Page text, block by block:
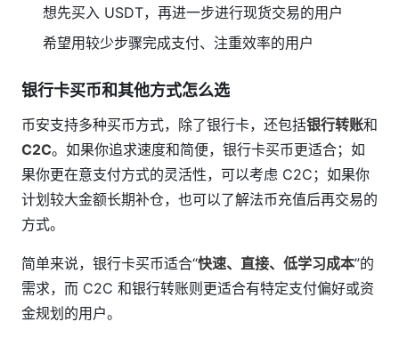
想先买入 USDT，再进一步进行现货交易的用户
希望用较少步骤完成支付、注重效率的用户
银行卡买币和其他方式怎么选
币安支持多种买币方式，除了银行卡，还包括银行转账和
C2C。如果你追求速度和简便，银行卡买币更适合；如
果你更在意支付方式的灵活性，可以考虑 C2C；如果你
计划较大金额长期补仓，也可以了解法币充值后再交易的
方式。
简单来说，银行卡买币适合“快速、直接、低学习成本”的
需求，而 C2C 和银行转账则更适合有特定支付偏好或资
金规划的用户。